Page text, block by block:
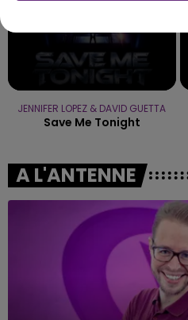
JENNIFER LOPEZ & DAVID GUETTA
Save Me Tonight
A L'ANTENNE